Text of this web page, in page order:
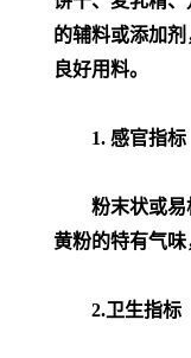
的辅料或添加
良好用料。
1. 感官指标
粉末状或易
黄粉的特有气味
2.卫生指标